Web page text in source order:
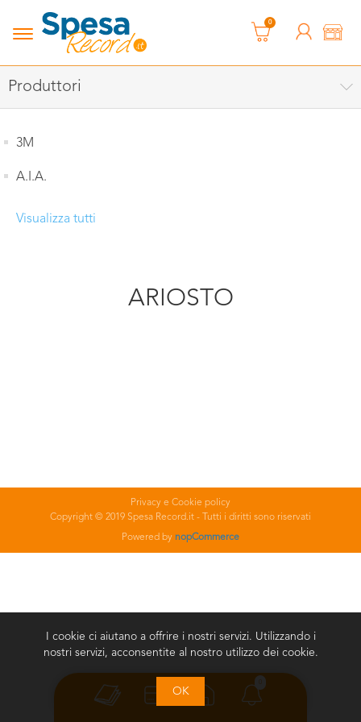
0
Produttori
3M
A.I.A.
Visualizza tutti
ARIOSTO
Privacy e Cookie policy
Copyright © 2019 Spesa Record.it - Tutti i diritti sono riservati
Powered by nopCommerce
I cookie ci aiutano a offrire i nostri servizi. Utilizzando i
nostri servizi, acconsentite al nostro utilizzo dei cookie.
OK